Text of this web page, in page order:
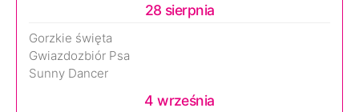
28 sierpnia
Gorzkie święta
Gwiazdozbiór Psa
Sunny Dancer
4 września